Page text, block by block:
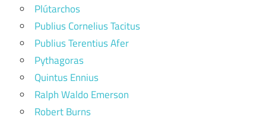
Plútarchos
Publius Cornelius Tacitus
Publius Terentius Afer
Pythagoras
Quintus Ennius
Ralph Waldo Emerson
Robert Burns